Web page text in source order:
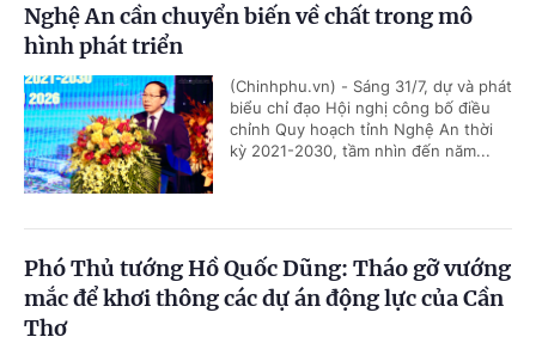
Nghệ An cần chuyển biến về chất trong mô
hình phát triển
(Chinhphu.vn) - Sáng 31/7, dự và phát
biểu chỉ đạo Hội nghị công bố điều
chỉnh Quy hoạch tỉnh Nghệ An thời
kỳ 2021-2030, tầm nhìn đến năm...
Phó Thủ tướng Hồ Quốc Dũng: Tháo gỡ vướng
mắc để khơi thông các dự án động lực của Cần
Thơ